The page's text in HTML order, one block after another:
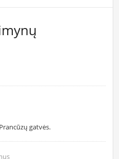
gatvės.